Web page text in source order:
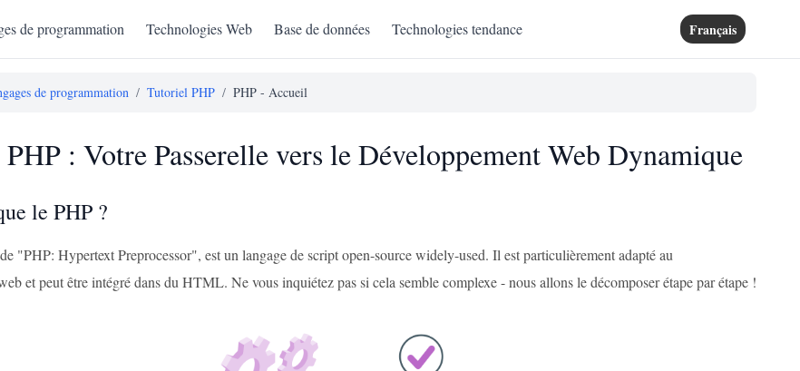
de programmation Technologies Web Base de données Technologies tendance Français
de programmation / Tutoriel PHP / PHP - Accueil
: Votre Passerelle vers le Développement Web Dynamique
le PHP ?
"PHP: Hypertext Preprocessor", est un langage de script open-source widely-used. Il est particulièrement adapté au
et peut être intégré dans du HTML. Ne vous inquiétez pas si cela semble complexe - nous allons le décomposer étape par étape !